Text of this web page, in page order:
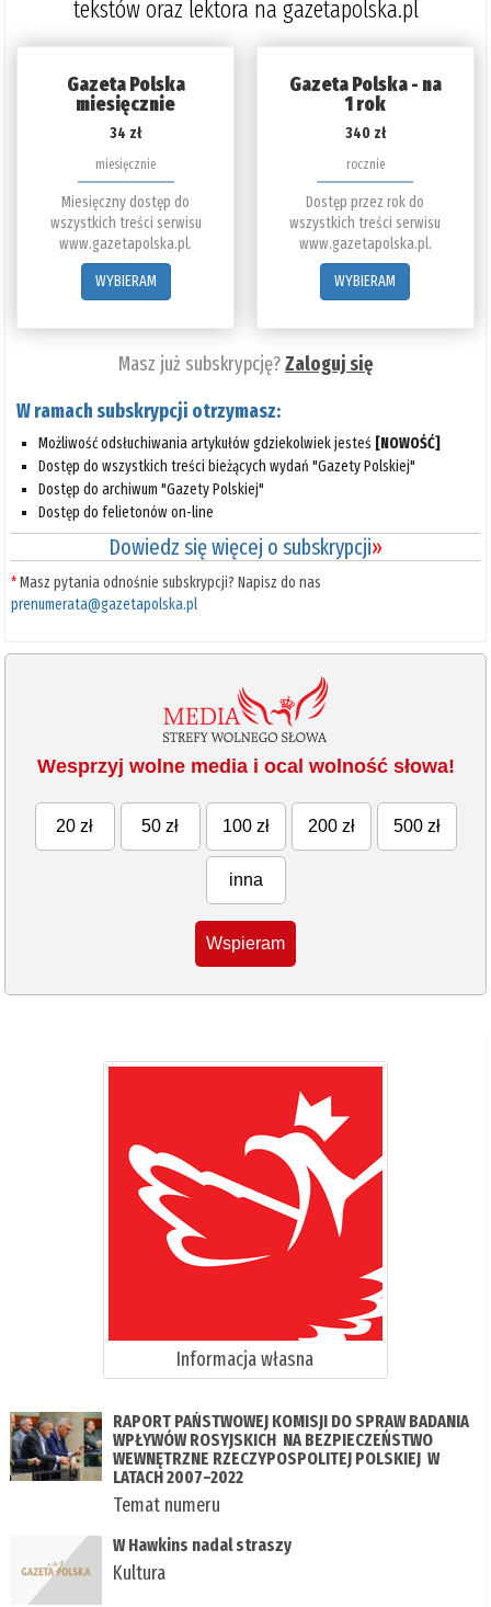
tekstów oraz lektora na gazetapolska.pl
Gazeta Polska
miesięcznie
34 zł
miesięcznie
Miesięczny dostęp do
wszystkich treści serwisu
www.gazetapolska.pl.
WYBIERAM
Gazeta Polska - na
1 rok
340 zł
rocznie
Dostęp przez rok do
wszystkich treści serwisu
www.gazetapolska.pl.
WYBIERAM
Masz już subskrypcję?Zaloguj się
W ramach subskrypcji otrzymasz:
Możliwość odsłuchiwania artykułów gdziekolwiek jesteś [NOWOŚĆ]
Dostęp do wszystkich treści bieżących wydań "Gazety Polskiej"
Dostęp do archiwum "Gazety Polskiej"
Dostęp do felietonów on-line
Dowiedz się więcej o subskrypcji»
*Masz pytania odnośnie subskrypcji? Napisz do nas
prenumerata@gazetapolska.pl
Wesprzyj wolne media i ocal wolność słowa!
20 zł 50 zł 100 zł 200 zł 500 zł
inna
Wspieram
Informacja własna
RAPORT PAŃSTWOWEJ KOMISJI DO SPRAW BADANIA
WPŁYWÓW ROSYJSKICH NA BEZPIECZEŃSTWO
WEWNĘTRZNE RZECZYPOSPOLITEJ POLSKIEJ W
LATACH 2007–2022
Temat numeru
W Hawkins nadal straszy
Kultura